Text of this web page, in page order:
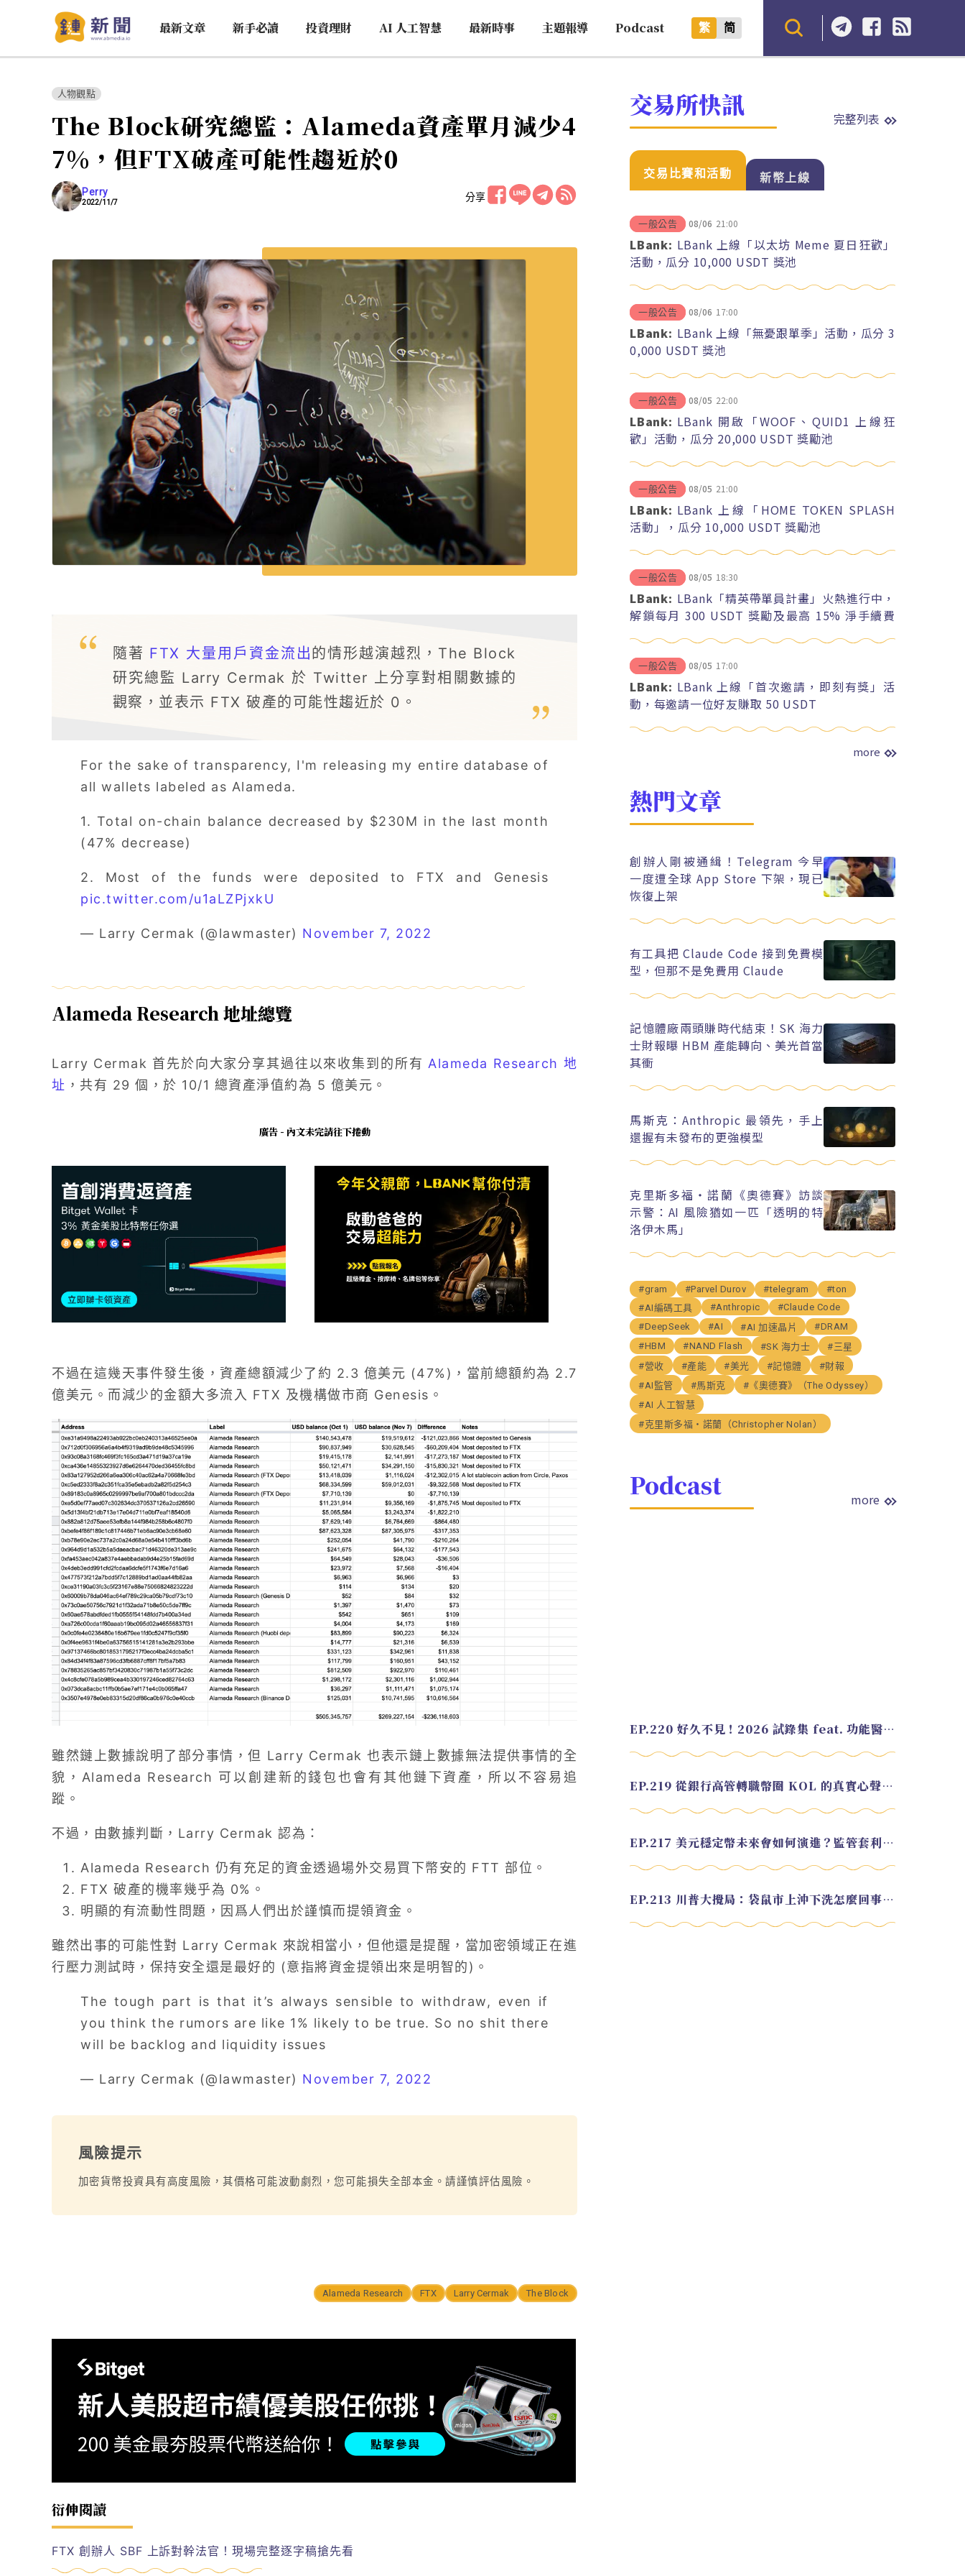
最新文章 新手必讀 投資理財 AI 人工智慧 最新時事 主題報導 Podcast 繁 简
人物觀點
The Block研究總監：Alameda資產單月減少4
7%，但FTX破產可能性趨近於0
Perry
2022/11/7 分享
隨著 FTX 大量用戶資金流出的情形越演越烈，The Block
研究總監 Larry Cermak 於 Twitter 上分享對相關數據的
觀察，並表示 FTX 破產的可能性趨近於 0。
For the sake of transparency, I'm releasing my entire database of
all wallets labeled as Alameda.
1. Total on-chain balance decreased by $230M in the last month
(47% decrease)
2. Most of the funds were deposited to FTX and Genesis
pic.twitter.com/u1aLZPjxkU
— Larry Cermak (@lawmaster) November 7, 2022
Alameda Research 地址總覽
Larry Cermak 首先於向大家分享其過往以來收集到的所有 Alameda Research 地
址 ，共有 29 個，於 10/1 總資產淨值約為 5 億美元。
廣告 - 內文未完請往下捲動
不過在這幾天事件發生後，資產總額減少了約 2.3 億美元 (47%)，當前總額約為 2.7
億美元。而減少的金額大多流入 FTX 及機構做市商 Genesis。
雖然鏈上數據說明了部分事情，但 Larry Cermak 也表示鏈上數據無法提供事情的全
貌，Alameda Research 可以創建新的錢包也會有其他鏈下資產，所以不容易追
蹤。
不過，由數據判斷，Larry Cermak 認為：
Alameda Research 仍有充足的資金透過場外交易買下幣安的 FTT 部位。
FTX 破產的機率幾乎為 0%。
明顯的有流動性問題，因爲人們出於謹慎而提領資金。
雖然出事的可能性對 Larry Cermak 來說相當小，但他還是提醒，當加密領域正在進
行壓力測試時，保持安全還是最好的 (意指將資金提領出來是明智的)。
The tough part is that it’s always sensible to withdraw, even if
you think the rumors are like 1% likely to be true. So no shit there
will be backlog and liquidity issues
— Larry Cermak (@lawmaster) November 7, 2022
風險提示
加密貨幣投資具有高度風險，其價格可能波動劇烈，您可能損失全部本金。請謹慎評估風險。
Alameda Research FTX Larry Cermak The Block
衍伸閱讀
FTX 創辦人 SBF 上訴對幹法官！現場完整逐字稿搶先看
交易所快訊 完整列表
交易比賽和活動 新幣上線
一般公告 08/06 21:00
LBank: LBank 上線「以太坊 Meme 夏日狂歡」
活動，瓜分 10,000 USDT 獎池
一般公告 08/06 17:00
LBank: LBank 上線「無憂跟單季」活動，瓜分 3
0,000 USDT 獎池
一般公告 08/05 22:00
LBank: LBank 開啟「WOOF、QUID1 上線狂
歡」活動，瓜分 20,000 USDT 獎勵池
一般公告 08/05 21:00
LBank: LBank 上線「HOME TOKEN SPLASH
活動」，瓜分 10,000 USDT 獎勵池
一般公告 08/05 18:30
LBank: LBank「精英帶單員計畫」火熱進行中，
解鎖每月 300 USDT 獎勵及最高 15% 淨手續費
一般公告 08/05 17:00
LBank: LBank 上線「首次邀請，即刻有獎」活
動，每邀請一位好友賺取 50 USDT
more
熱門文章
創辦人剛被通緝！Telegram 今早
一度遭全球 App Store 下架，現已
恢復上架
有工具把 Claude Code 接到免費模
型，但那不是免費用 Claude
記憶體廠兩頭賺時代結束！SK 海力
士財報曝 HBM 產能轉向、美光首當
其衝
馬斯克：Anthropic 最領先，手上
還握有未發布的更強模型
克里斯多福・諾蘭《奧德賽》訪談
示警：AI 風險猶如一匹「透明的特
洛伊木馬」
#gram #Parvel Durov #telegram
#ton
#AI編碼工具
#Anthropic
#Claude Code
#DeepSeek
#AI #AI 加速晶片
#DRAM
#HBM
#NAND Flash #SK 海力士
#三星
#營收
#產能 #美光 #記憶體
#財報
#AI監管
#馬斯克
#《奧德賽》（The Odyssey）
#AI 人工智慧
#克里斯多福・諾蘭（Christopher Nolan）
Podcast more
EP.220 好久不見！2026 試錄集 feat. 功能醫學營養師 美寶
EP.219 從銀行高管轉職幣圈 KOL 的真實心聲 feat.龜大
EP.217 美元穩定幣未來會如何演進？監管套利終將收斂？feat. 研究員 余哲安
EP.213 川普大攪局：袋鼠市上沖下洗怎麼回事？feat. Alvin